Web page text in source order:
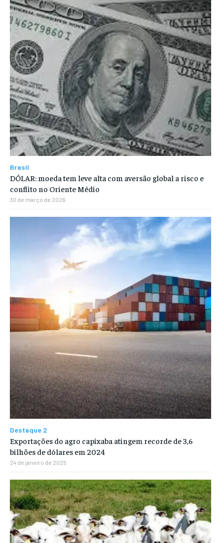
Brasil
DÓLAR: moeda tem leve alta com aversão global a risco e
conflito no Oriente Médio
30 de março de 2026
Destaque 2
Exportações do agro capixaba atingem recorde de 3,6
bilhões de dólares em 2024
24 de janeiro de 2025